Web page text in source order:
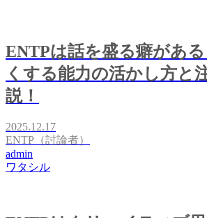
ENTPは話を盛る癖があ
くする能力の活かし方と
説！
2025.12.17
ENTP（討論者）
admin
ワタシル